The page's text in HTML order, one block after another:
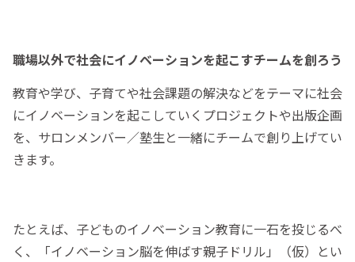
職場以外で社会にイノベーションを起こすチームを創ろう
教育や学び、子育てや社会課題の解決などをテーマに社会
にイノベーションを起こしていくプロジェクトや出版企画
を、サロンメンバー／塾生と一緒にチームで創り上げてい
きます。
たとえば、子どものイノベーション教育に一石を投じるべ
く、「イノベーション脳を伸ばす親子ドリル」（仮）とい